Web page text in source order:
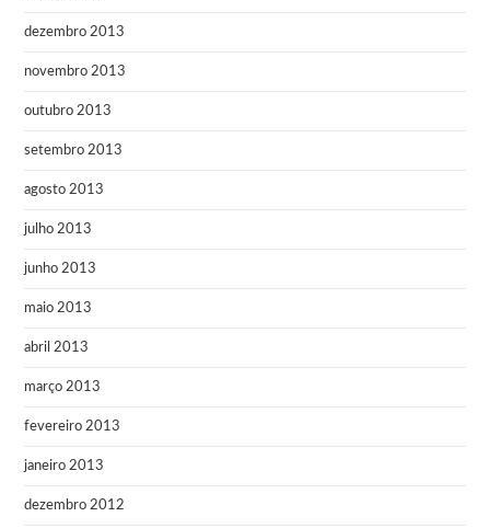
dezembro 2013
novembro 2013
outubro 2013
setembro 2013
agosto 2013
julho 2013
junho 2013
maio 2013
abril 2013
março 2013
fevereiro 2013
janeiro 2013
dezembro 2012